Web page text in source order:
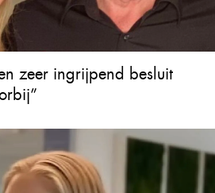
zeer ingrijpend besluit